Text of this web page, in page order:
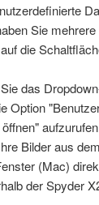
Sie
die
das
Option
Bilder aus
(Mac)
der Spyder